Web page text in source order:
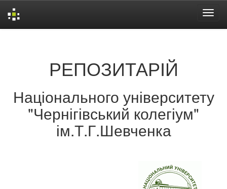
РЕПОЗИТАРІЙ
Національного університету
"Чернігівський колегіум"
ім.Т.Г.Шевченка